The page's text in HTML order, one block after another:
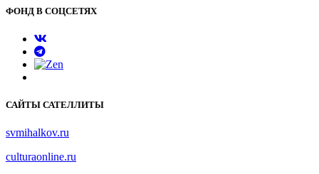
ФОНД В СОЦСЕТЯХ
САЙТЫ САТЕЛЛИТЫ
svmihalkov.ru
culturaonline.ru